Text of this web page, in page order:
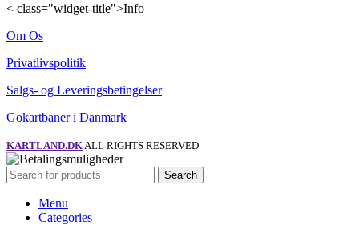
< class="widget-title">Info
Om Os
Privatlivspolitik
Salgs- og Leveringsbetingelser
Gokartbaner i Danmark
KARTLAND.DKALL RIGHTS RESERVED
Search
Menu
Categories